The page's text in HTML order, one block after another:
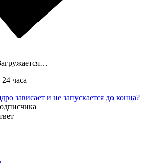
часа
зависает и не запускается до конца?